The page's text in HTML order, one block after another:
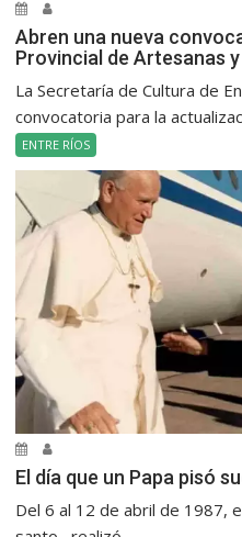
Abren una nueva
Provincial de Artesanas
La Secretaría de Cultura de
convocatoria para la
ENTRE RÍOS
El día que un Papa pisó
Del 6 al 12 de abril de 1987,